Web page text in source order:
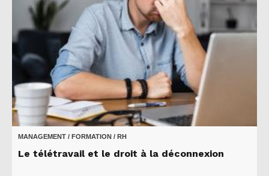
MANAGEMENT / FORMATION / RH
Le télétravail et le droit à la déconnexion